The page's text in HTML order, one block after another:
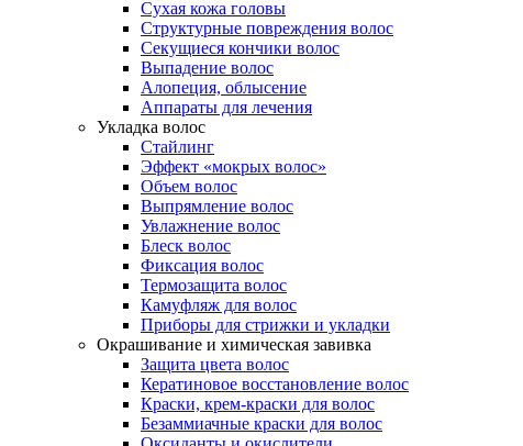
Сухая кожа головы
Структурные повреждения волос
Секущиеся кончики волос
Выпадение волос
Алопеция, облысение
Аппараты для лечения
Укладка волос
Стайлинг
Эффект «мокрых волос»
Объем волос
Выпрямление волос
Увлажнение волос
Блеск волос
Фиксация волос
Термозащита волос
Камуфляж для волос
Приборы для стрижки и укладки
Окрашивание и химическая завивка
Защита цвета волос
Кератиновое восстановление волос
Краски, крем-краски для волос
Безаммиачные краски для волос